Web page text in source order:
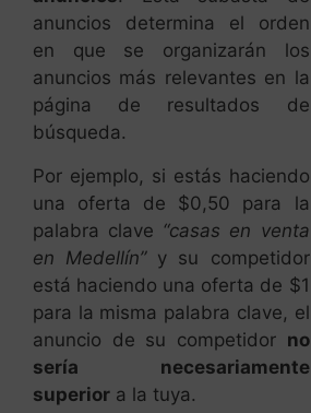
búsqueda.
Por ejemplo, si estás haciendo
una oferta de $0,50 para la
palabra clave
“casas en venta
en Medellín”
está haciendo una oferta de $1
para la misma palabra clave, el
anuncio de su competidor
no
sería necesariamente
superiora la tuya.
Google tiene en cuenta varios
factores al determinar el rango
del anuncio. Si tus campañas
de Google Ads generalmente